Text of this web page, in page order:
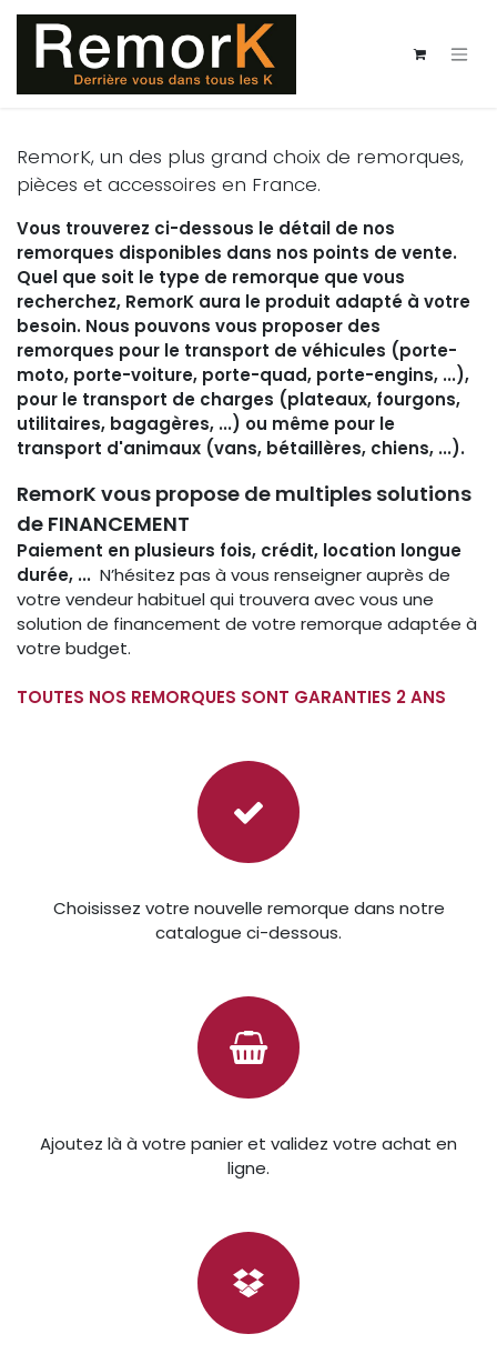
Se rendre au contenu
RemorK, un des plus grand choix de remorques,
pièces et accessoires en France.
Vous trouverez ci-dessous le détail de nos
remorques disponibles dans nos points de vente.
Quel que soit le type de remorque que vous
recherchez, RemorK aura le produit adapté à votre
besoin. Nous pouvons vous proposer des
remorques pour le transport de véhicules (porte-
moto, porte-voiture, porte-quad, porte-engins, ...),
pour le transport de charges (plateaux, fourgons,
utilitaires, bagagères, ...) ou même pour le
transport d'animaux (vans, bétaillères, chiens, ...).
RemorK vous propose de multiples solutions
de FINANCEMENT
Paiement en plusieurs fois, crédit, location longue
durée, ... N’hésitez pas à vous renseigner auprès de
votre vendeur habituel qui trouvera avec vous une
solution de financement de votre remorque adaptée à
votre budget.
TOUTES NOS REMORQUES SONT GARANTIES 2 ANS
Choisissez votre nouvelle remorque dans notre
catalogue ci-dessous.
Ajoutez là à votre panier et validez votre achat en
ligne.